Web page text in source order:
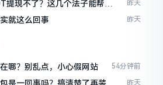
现不了？这几个法子能帮你
昨天
就这么回事 昨天
哪？别乱点，小心假网站 54分钟前
昨天